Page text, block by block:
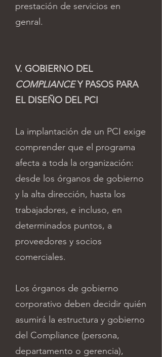
prestación de servicios en
genral.
V. GOBIERNO DEL
COMPLIANCEY PASOS PARA
EL DISEÑO DEL PCI
La implantación de un PCI exige
comprender que el programa
afecta a toda la organización:
desde los órganos de gobierno
y la alta dirección, hasta los
trabajadores, e incluso, en
determinados puntos, a
proveedores y socios
comerciales.
Los órganos de gobierno
corporativo deben decidir quién
asumirá la estructura y gobierno
del Compliance (persona,
departamento o gerencia),